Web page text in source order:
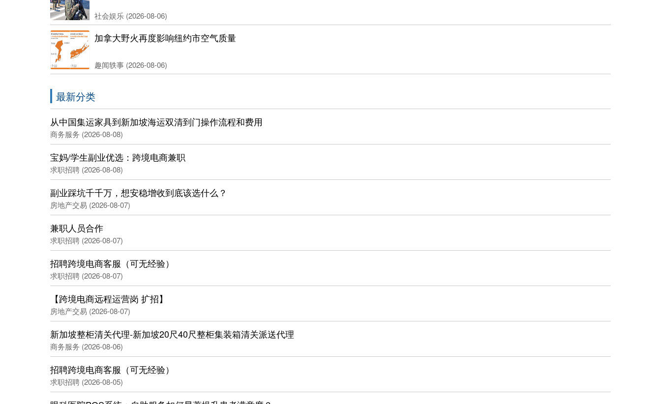
社会娱乐 (2026-08-06)
加拿大野火再度影响纽约市空气质量
趣闻轶事 (2026-08-06)
最新分类
从中国集运家具到新加坡海运双清到门操作流程和费用
商务服务 (2026-08-08)
宝妈/学生副业优选：跨境电商兼职
求职招聘 (2026-08-08)
副业踩坑千千万，想安稳增收到底该选什么？
房地产交易 (2026-08-07)
兼职人员合作
求职招聘 (2026-08-07)
招聘跨境电商客服（可无经验）
求职招聘 (2026-08-07)
【跨境电商远程运营岗 扩招】
房地产交易 (2026-08-07)
新加坡整柜清关代理-新加坡20尺40尺整柜集装箱清关派送代理
商务服务 (2026-08-06)
招聘跨境电商客服（可无经验）
求职招聘 (2026-08-05)